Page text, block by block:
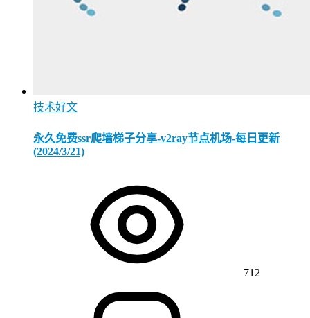
技术好文
永久免费ssr爬墙梯子分享-v2ray节点机场-每日更新
(2024/3/21)
712